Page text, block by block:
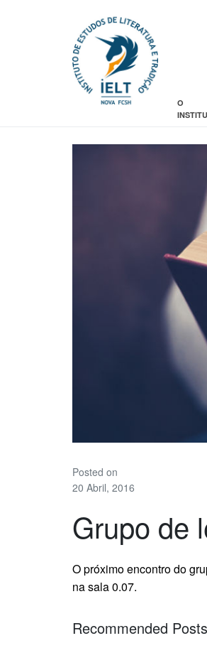
O
Posted on
20 Abril, 2016
Grupo de
O próximo encontro do
na sala 0.07.
Recommended Posts